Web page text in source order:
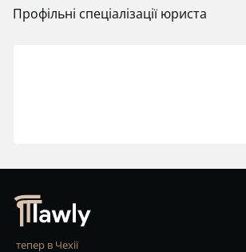
Профільні спеціалізації юриста
тепер в Чехії